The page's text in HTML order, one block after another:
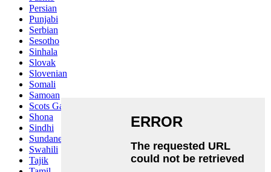
Persian
Punjabi
Serbian
Sesotho
Sinhala
Slovak
Slovenian
Somali
Samoan
Scots Gaelic
Shona
Sindhi
Sundanese
Swahili
Tajik